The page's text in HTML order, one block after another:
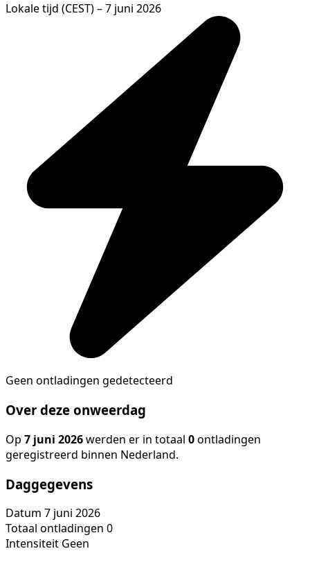
Lokale tijd (CEST) – 7 juni 2026
Geen ontladingen gedetecteerd
Over deze onweerdag
Op 7 juni 2026werden er in totaal 0ontladingen
geregistreerd binnen Nederland.
Daggegevens
Datum 7 juni 2026
Totaal ontladingen 0
Intensiteit Geen